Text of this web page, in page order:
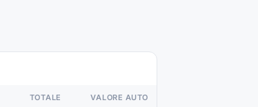
TOTALE VALORE AUTO